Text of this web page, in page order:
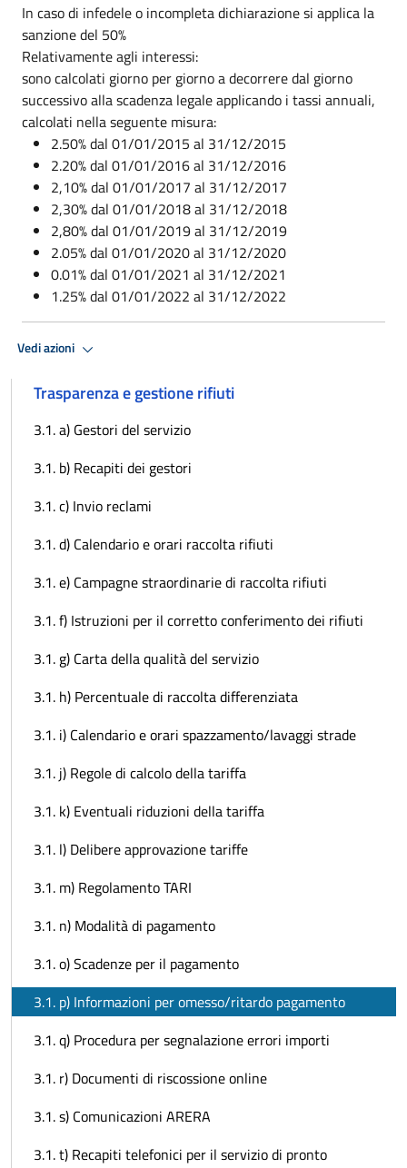
In caso di infedele o incompleta dichiarazione si applica la
sanzione del 50%
Relativamente agli interessi:
sono calcolati giorno per giorno a decorrere dal giorno
successivo alla scadenza legale applicando i tassi annuali,
calcolati nella seguente misura:
2.50% dal 01/01/2015 al 31/12/2015
2.20% dal 01/01/2016 al 31/12/2016
2,10% dal 01/01/2017 al 31/12/2017
2,30% dal 01/01/2018 al 31/12/2018
2,80% dal 01/01/2019 al 31/12/2019
2.05% dal 01/01/2020 al 31/12/2020
0.01% dal 01/01/2021 al 31/12/2021
1.25% dal 01/01/2022 al 31/12/2022
Vedi azioni
Trasparenza e gestione rifiuti
3.1. a) Gestori del servizio
3.1. b) Recapiti dei gestori
3.1. c) Invio reclami
3.1. d) Calendario e orari raccolta rifiuti
3.1. e) Campagne straordinarie di raccolta rifiuti
3.1. f) Istruzioni per il corretto conferimento dei rifiuti
3.1. g) Carta della qualità del servizio
3.1. h) Percentuale di raccolta differenziata
3.1. i) Calendario e orari spazzamento/lavaggi strade
3.1. j) Regole di calcolo della tariffa
3.1. k) Eventuali riduzioni della tariffa
3.1. l) Delibere approvazione tariffe
3.1. m) Regolamento TARI
3.1. n) Modalità di pagamento
3.1. o) Scadenze per il pagamento
3.1. p) Informazioni per omesso/ritardo pagamento
3.1. q) Procedura per segnalazione errori importi
3.1. r) Documenti di riscossione online
3.1. s) Comunicazioni ARERA
3.1. t) Recapiti telefonici per il servizio di pronto